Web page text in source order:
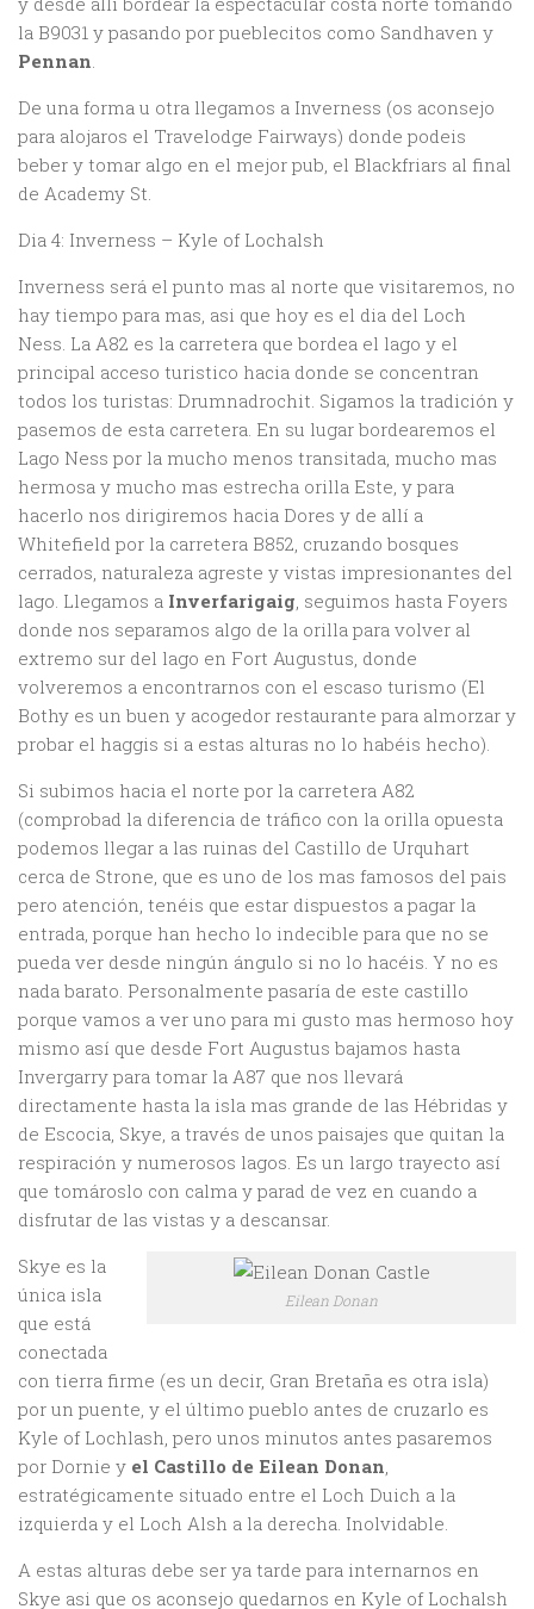
la B9031 y pasando por pueblecitos como Sandhaven y
Pennan.
De una forma u otra llegamos a Inverness (os aconsejo
para alojaros el Travelodge Fairways) donde podeis
beber y tomar algo en el mejor pub, el Blackfriars al final
de Academy St.
Dia 4: Inverness – Kyle of Lochalsh
Inverness será el punto mas al norte que visitaremos, no
hay tiempo para mas, asi que hoy es el dia del Loch
Ness. La A82 es la carretera que bordea el lago y el
principal acceso turistico hacia donde se concentran
todos los turistas: Drumnadrochit. Sigamos la tradición y
pasemos de esta carretera. En su lugar bordearemos el
Lago Ness por la mucho menos transitada, mucho mas
hermosa y mucho mas estrecha orilla Este, y para
hacerlo nos dirigiremos hacia Dores y de allí a
Whitefield por la carretera B852, cruzando bosques
cerrados, naturaleza agreste y vistas impresionantes del
lago. Llegamos a Inverfarigaig, seguimos hasta Foyers
donde nos separamos algo de la orilla para volver al
extremo sur del lago en Fort Augustus, donde
volveremos a encontrarnos con el escaso turismo (El
Bothy es un buen y acogedor restaurante para almorzar y
probar el haggis si a estas alturas no lo habéis hecho).
Si subimos hacia el norte por la carretera A82
(comprobad la diferencia de tráfico con la orilla opuesta
podemos llegar a las ruinas del Castillo de Urquhart
cerca de Strone, que es uno de los mas famosos del pais
pero atención, tenéis que estar dispuestos a pagar la
entrada, porque han hecho lo indecible para que no se
pueda ver desde ningún ángulo si no lo hacéis. Y no es
nada barato. Personalmente pasaría de este castillo
porque vamos a ver uno para mi gusto mas hermoso hoy
mismo así que desde Fort Augustus bajamos hasta
Invergarry para tomar la A87 que nos llevará
directamente hasta la isla mas grande de las Hébridas y
de Escocia, Skye, a través de unos paisajes que quitan la
respiración y numerosos lagos. Es un largo trayecto así
que tomároslo con calma y parad de vez en cuando a
disfrutar de las vistas y a descansar.
Eilean Donan
Skye es la
única isla
que está
conectada
con tierra firme (es un decir, Gran Bretaña es otra isla)
por un puente, y el último pueblo antes de cruzarlo es
Kyle of Lochlash, pero unos minutos antes pasaremos
por Dornie y el Castillo de Eilean Donan,
estratégicamente situado entre el Loch Duich a la
izquierda y el Loch Alsh a la derecha. Inolvidable.
A estas alturas debe ser ya tarde para internarnos en
Skye asi que os aconsejo quedarnos en Kyle of Lochalsh